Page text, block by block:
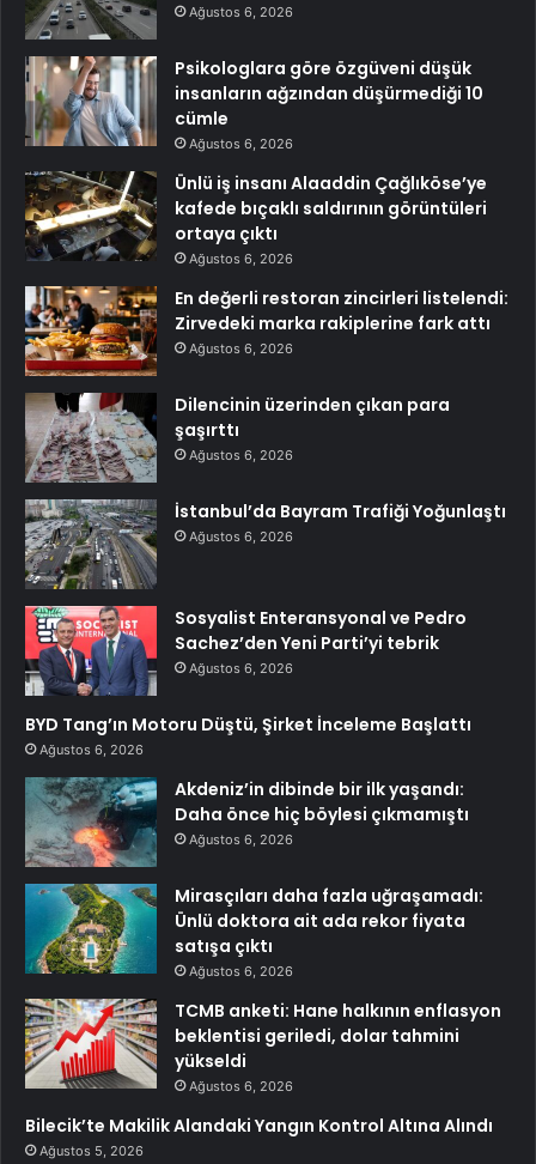
Ağustos 6, 2026
Psikologlara göre özgüveni düşük
insanların ağzından düşürmediği 10
cümle
Ağustos 6, 2026
Ünlü iş insanı Alaaddin Çağlıköse’ye
kafede bıçaklı saldırının görüntüleri
ortaya çıktı
Ağustos 6, 2026
En değerli restoran zincirleri listelendi:
Zirvedeki marka rakiplerine fark attı
Ağustos 6, 2026
Dilencinin üzerinden çıkan para
şaşırttı
Ağustos 6, 2026
İstanbul’da Bayram Trafiği Yoğunlaştı
Ağustos 6, 2026
Sosyalist Enteransyonal ve Pedro
Sachez’den Yeni Parti’yi tebrik
Ağustos 6, 2026
BYD Tang’ın Motoru Düştü, Şirket İnceleme Başlattı
Ağustos 6, 2026
Akdeniz’in dibinde bir ilk yaşandı:
Daha önce hiç böylesi çıkmamıştı
Ağustos 6, 2026
Mirasçıları daha fazla uğraşamadı:
Ünlü doktora ait ada rekor fiyata
satışa çıktı
Ağustos 6, 2026
TCMB anketi: Hane halkının enflasyon
beklentisi geriledi, dolar tahmini
yükseldi
Ağustos 6, 2026
Bilecik’te Makilik Alandaki Yangın Kontrol Altına Alındı
Ağustos 5, 2026